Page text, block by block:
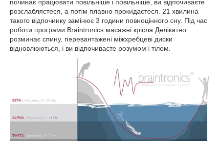
починає працювати повільніше і повільніше, ви відпочиваєте
розслабляєтеся, а потім плавно прокидаєтеся. 21 хвилина
такого відпочинку замінює 3 години повноцінного сну. Під час
роботи програми Braintronics масажні крісла Делікатно
розминає спину, перевантажені міжхребцеві диски
відновлюються, і ви відпочиваєте розумом і тілом.